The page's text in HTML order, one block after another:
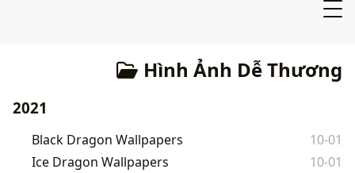
Hình Ảnh Dễ Thương
2021
Black Dragon Wallpapers
10-01
Ice Dragon Wallpapers
10-01